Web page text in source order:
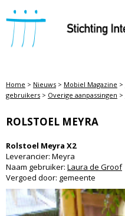
STICHTING INTERMOBIEL
Home > Nieuws > Mobiel Magazine >
gebruikers > Overige aanpassingen >
ROLSTOEL MEYRA
Rolstoel Meyra X2
Leverancier: Meyra
Naam gebruiker: Laura de Groof
Vergoed door: gemeente